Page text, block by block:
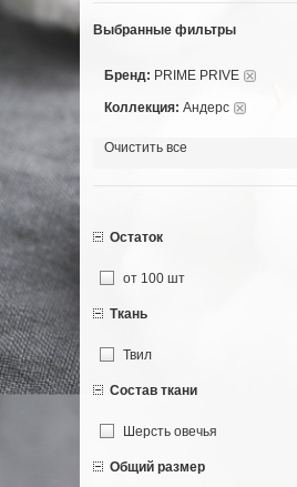
Выбранные фильтры
Бренд: PRIME PRIVE
Коллекция: Андерс
Очистить все
Остаток
от 100 шт
Ткань
Твил
Состав ткани
Шерсть овечья
Общий размер